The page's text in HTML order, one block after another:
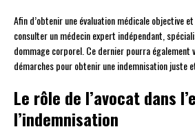
Afin d’obtenir une évaluation médicale objective
consulter un médecin expert indépendant,
dommage corporel. Ce dernier pourra également
démarches pour obtenir une indemnisation juste
Le rôle de l’avocat dans
l’indemnisation